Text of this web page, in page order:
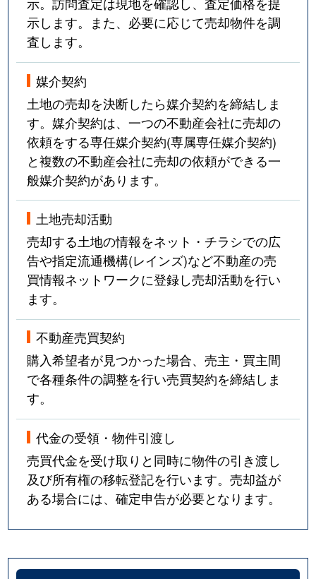
示します。また、必要に応じて売却物件を調
査します。
媒介契約
土地の売却を決断したら媒介契約を締結しま
す。媒介契約は、一つの不動産会社に売却の
依頼をする専任媒介契約(専属専任媒介契約)
と複数の不動産会社に売却の依頼ができる一
般媒介契約があります。
土地売却活動
売却する土地の情報をネット・チラシでの広
告や指定流通機構(レインズ)など不動産の売
買情報ネットワークに登録し売却活動を行い
ます。
不動産売買契約
購入希望者が見つかった場合、売主・買主間
で各種条件の調整を行い売買契約を締結しま
す。
代金の受領・物件引渡し
売買代金を受け取りと同時に物件の引き渡し
及び所有権の移転登記を行います。売却益が
ある場合には、確定申告が必要となります。